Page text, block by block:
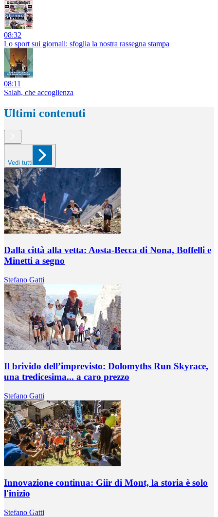
08:32
Lo sport sui giornali: sfoglia la nostra rassegna stampa
08:11
Salah, che accoglienza
Ultimi contenuti
Vedi tutti
Dalla città alla vetta: Aosta-Becca di Nona, Boffelli e
Minetti a segno
Stefano Gatti
Il brivido dell’imprevisto: Dolomyths Run Skyrace,
una tredicesima... a caro prezzo
Stefano Gatti
Innovazione continua: Giir di Mont, la storia è solo
l'inizio
Stefano Gatti